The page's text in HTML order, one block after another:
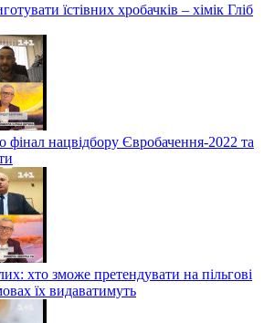
їстівних хробачків – хімік Гліб
фінал нацвідбору Євробачення-2022 та
хто зможе претендувати на пільгові
їх видаватимуть